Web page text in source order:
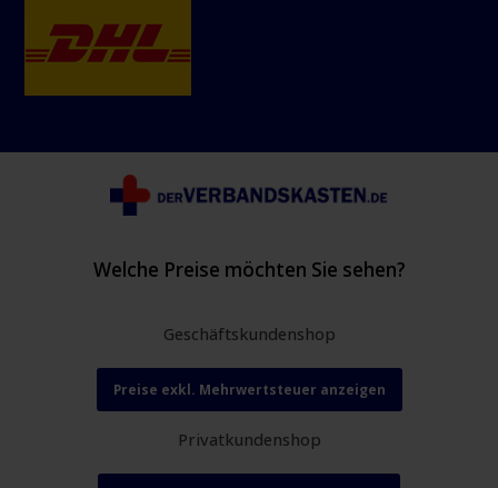
Welche Preise möchten Sie sehen?
Geschäftskundenshop
Preise exkl. Mehrwertsteuer anzeigen
Privatkundenshop